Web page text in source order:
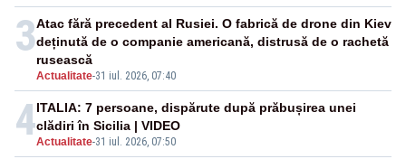
3
Actualitate-31 iul. 2026, 07:40
Atac fără precedent al Rusiei. O fabrică de drone din Kiev
deținută de o companie americană, distrusă de o rachetă
rusească
4Actualitate-31 iul. 2026, 07:50
ITALIA: 7 persoane, dispărute după prăbușirea unei
clădiri în Sicilia | VIDEO